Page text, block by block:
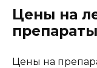
Цены на
препараты
Цены на